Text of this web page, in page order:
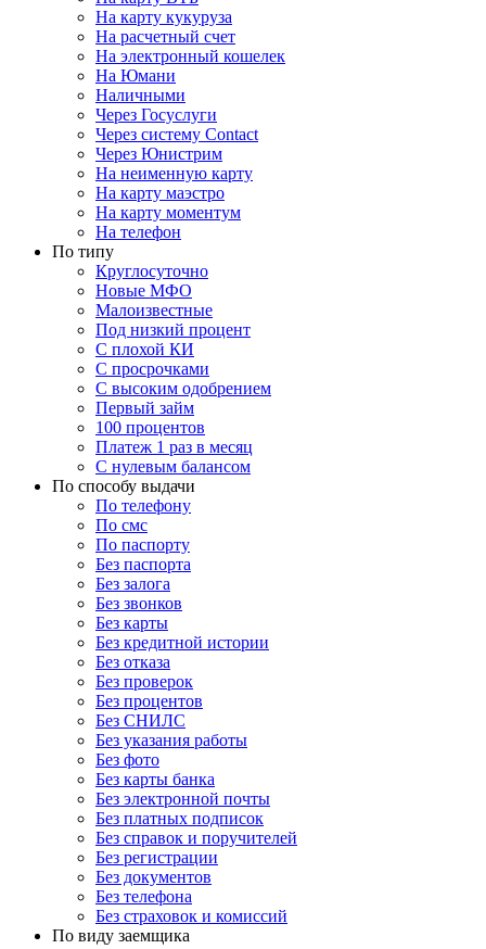
На карту кукуруза
На расчетный счет
На электронный кошелек
На Юмани
Наличными
Через Госуслуги
Через систему Contact
Через Юнистрим
На неименную карту
На карту маэстро
На карту моментум
На телефон
По типу
Круглосуточно
Новые МФО
Малоизвестные
Под низкий процент
С плохой КИ
С просрочками
С высоким одобрением
Первый займ
100 процентов
Платеж 1 раз в месяц
C нулевым балансом
По способу выдачи
По телефону
По смс
По паспорту
Без паспорта
Без залога
Без звонков
Без карты
Без кредитной истории
Без отказа
Без проверок
Без процентов
Без СНИЛС
Без указания работы
Без фото
Без карты банка
Без электронной почты
Без платных подписок
Без справок и поручителей
Без регистрации
Без документов
Без телефона
Без страховок и комиссий
По виду заемщика